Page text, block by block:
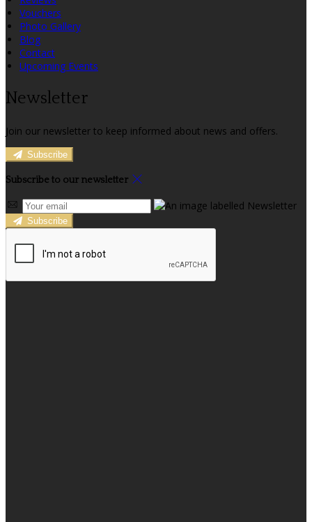
Vouchers
Photo Gallery
Blog
Contact
Upcoming Events
Newsletter
Join our newsletter to keep informed about news and offers.
Subscribe
Subscribe to our newsletter
Subscribe